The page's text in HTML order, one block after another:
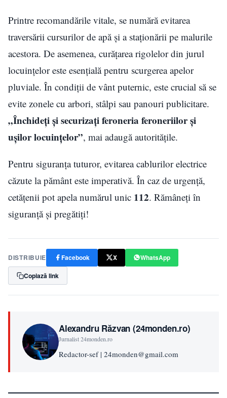
Printre recomandările vitale, se numără evitarea
traversării cursurilor de apă și a staționării pe malurile
acestora. De asemenea, curățarea rigolelor din jurul
locuințelor este esențială pentru scurgerea apelor
pluviale. În condiții de vânt puternic, este crucial să se
evite zonele cu arbori, stâlpi sau panouri publicitare.
„Închideți și securizați feroneria feroneriilor și
ușilor locuințelor”, mai adaugă autoritățile.
Pentru siguranța tuturor, evitarea cablurilor electrice
căzute la pământ este imperativă. În caz de urgență,
cetățenii pot apela numărul unic 112. Rămâneți în
siguranță și pregătiți!
DISTRIBUIE Facebook X
WhatsApp
Copiază link
Alexandru Răzvan (24monden.ro)
Jurnalist 24monden.ro
Redactor-sef | 24monden@gmail.com